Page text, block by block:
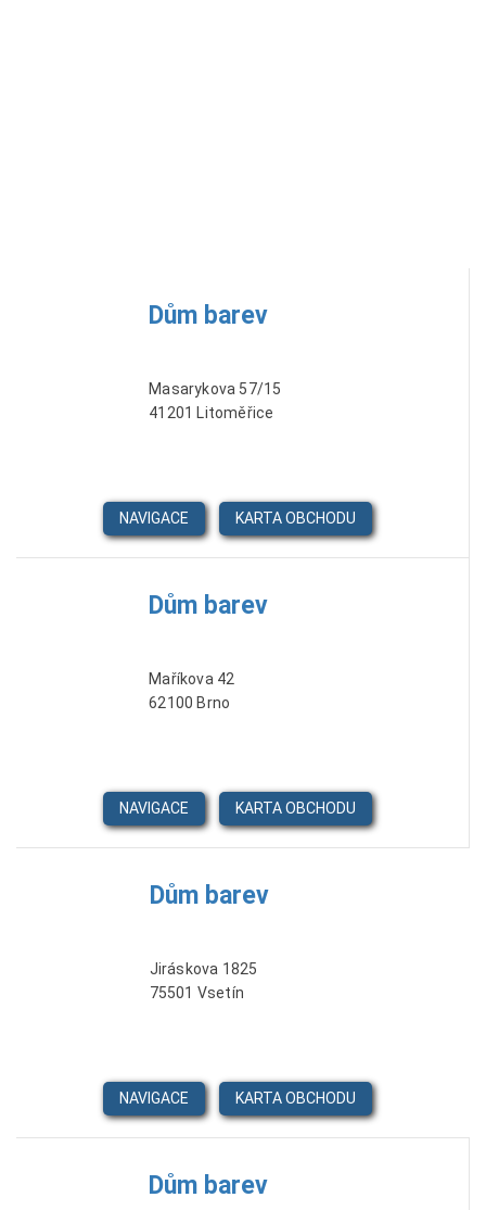
Dům barev
Masarykova 57/15
41201 Litoměřice
NAVIGACE KARTA OBCHODU
Dům barev
Maříkova 42
62100 Brno
NAVIGACE KARTA OBCHODU
Dům barev
Jiráskova 1825
75501 Vsetín
NAVIGACE KARTA OBCHODU
Dům barev